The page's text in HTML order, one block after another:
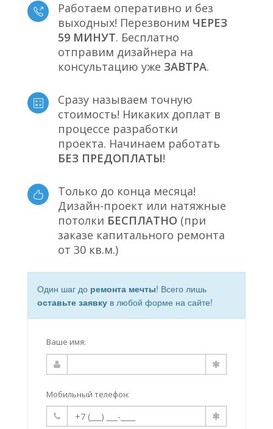
Работаем оперативно и без
выходных! Перезвоним ЧЕРЕЗ
59 МИНУТ. Бесплатно
отправим дизайнера на
консультацию уже ЗАВТРА.
Сразу называем точную
стоимость! Никаких доплат в
процессе разработки
проекта. Начинаем работать
БЕЗ ПРЕДОПЛАТЫ!
Только до конца месяца!
Дизайн-проект или натяжные
потолки БЕСПЛАТНО (при
заказе капитального ремонта
от 30 кв.м.)
Один шаг до ремонта мечты! Всего лишь
оставьте заявку в любой форме на сайте!
Ваше имя:
Мобильный телефон: